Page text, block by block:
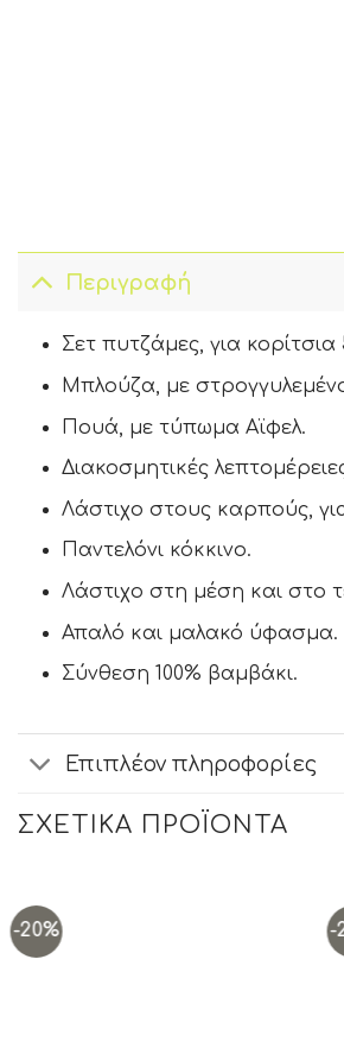
Περιγραφή
Σετ πυτζάμες, για κορίτσια
Μπλούζα, με
Πουά, με τύπωμα Αϊφελ.
Διακοσμητικές
Λάστιχο στους καρπούς,
Παντελόνι κόκκινο.
Λάστιχο στη μέση και στο
Απαλό και μαλακό ύφασμα.
Σύνθεση 100% βαμβάκι.
Επιπλέον πληροφορίες
ΣΧΕΤΙΚΆ ΠΡΟΪΌΝΤΑ
-20% -